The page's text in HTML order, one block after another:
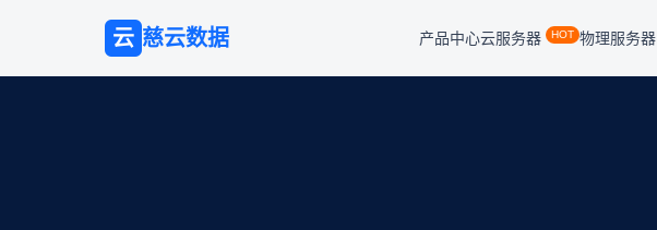
云 慈云数据 产品中心云服务器 HOT 物理服务器